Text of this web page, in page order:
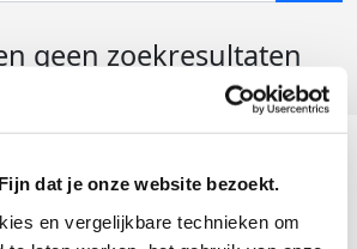
dat je onze website bezoekt.
en vergelijkbare technieken om
geen zoekresultaten